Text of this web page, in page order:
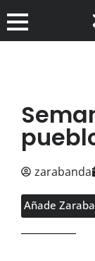
zarabanda
Añade